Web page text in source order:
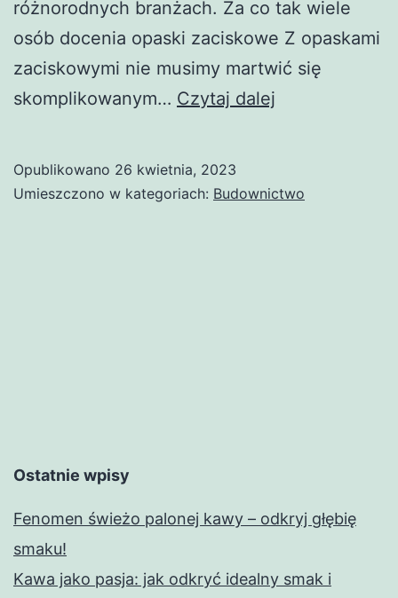
różnorodnych branżach. Za co tak wiele
osób docenia opaski zaciskowe Z opaskami
zaciskowymi nie musimy martwić się
skomplikowanym… Czytaj dalej
gdzie
Opublikowano 26 kwietnia, 2023
Umieszczono w kategoriach: Budownictwo
Ostatnie wpisy
Fenomen świeżo palonej kawy – odkryj głębię
smaku!
Kawa jako pasja: jak odkryć idealny smak i